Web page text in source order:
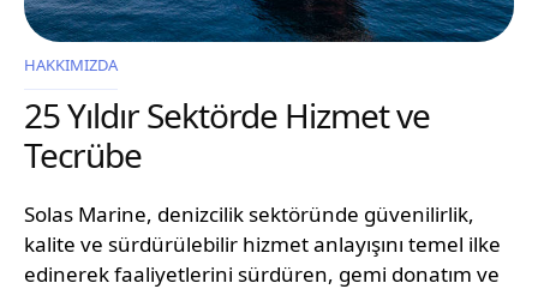
HAKKIMIZDA
25 Yıldır Sektörde Hizmet ve
Tecrübe
Solas Marine, denizcilik sektöründe güvenilirlik,
kalite ve sürdürülebilir hizmet anlayışını temel ilke
edinerek faaliyetlerini sürdüren, gemi donatım ve